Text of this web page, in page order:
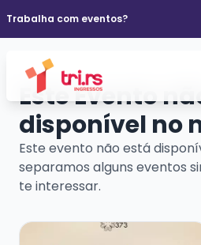
Trabalha com eventos?
Este Evento
disponível no
Este evento não está
separamos alguns eventos
te interessar.
Veja mais sobre FRONTEIRAS